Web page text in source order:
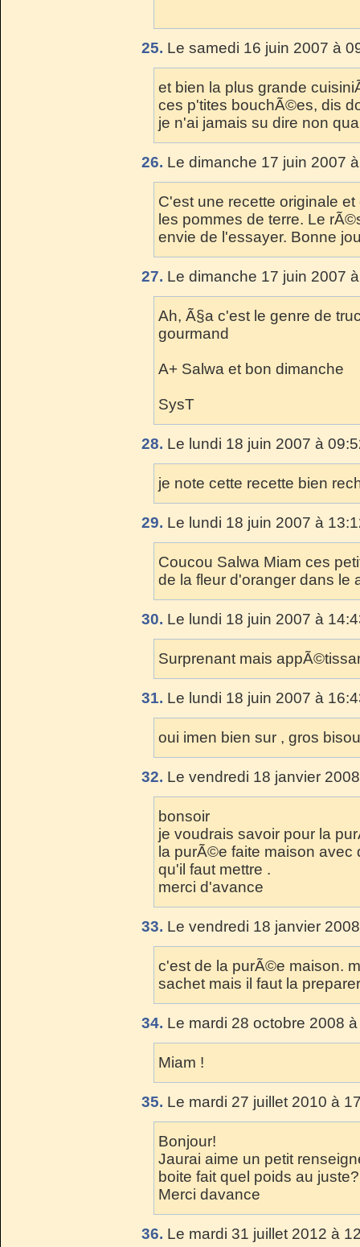
25. Le samedi 16 juin 2007 à
et bien la plus grande
ces p'tites bouchÃ©es, dis
je n'ai jamais su dire non
26. Le dimanche 17 juin 2007
C'est une recette originale
les pommes de terre. Le
envie de l'essayer. Bonne
27. Le dimanche 17 juin 2007
Ah, Ã§a c'est le genre de
gourmand
A+ Salwa et bon dimanche
SysT
28. Le lundi 18 juin 2007 à
je note cette recette bien
29. Le lundi 18 juin 2007 à
Coucou Salwa Miam ces
de la fleur d'oranger dans le
30. Le lundi 18 juin 2007 à
Surprenant mais
31. Le lundi 18 juin 2007 à
oui imen bien sur , gros
32. Le vendredi 18 janvier
bonsoir
je voudrais savoir pour la
la purÃ©e faite maison
qu'il faut mettre .
merci d'avance
33. Le vendredi 18 janvier
c'est de la purÃ©e maison.
sachet mais il faut la
34. Le mardi 28 octobre 2008
Miam !
35. Le mardi 27 juillet 2010 à
Bonjour!
Jaurai aime un petit
boite fait quel poids au juste?
Merci davance
36. Le mardi 31 juillet 2012 à